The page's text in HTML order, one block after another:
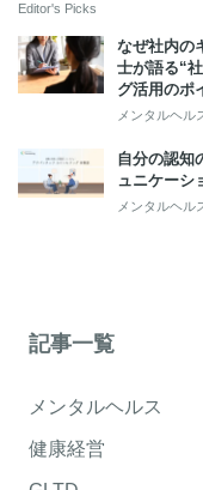
Editor's Picks
なぜ社内の
士が語る“
グ活用のポ
メンタルヘル
自分の認知
ュニケーシ
メンタルヘル
記事一覧
メンタルヘルス
健康経営